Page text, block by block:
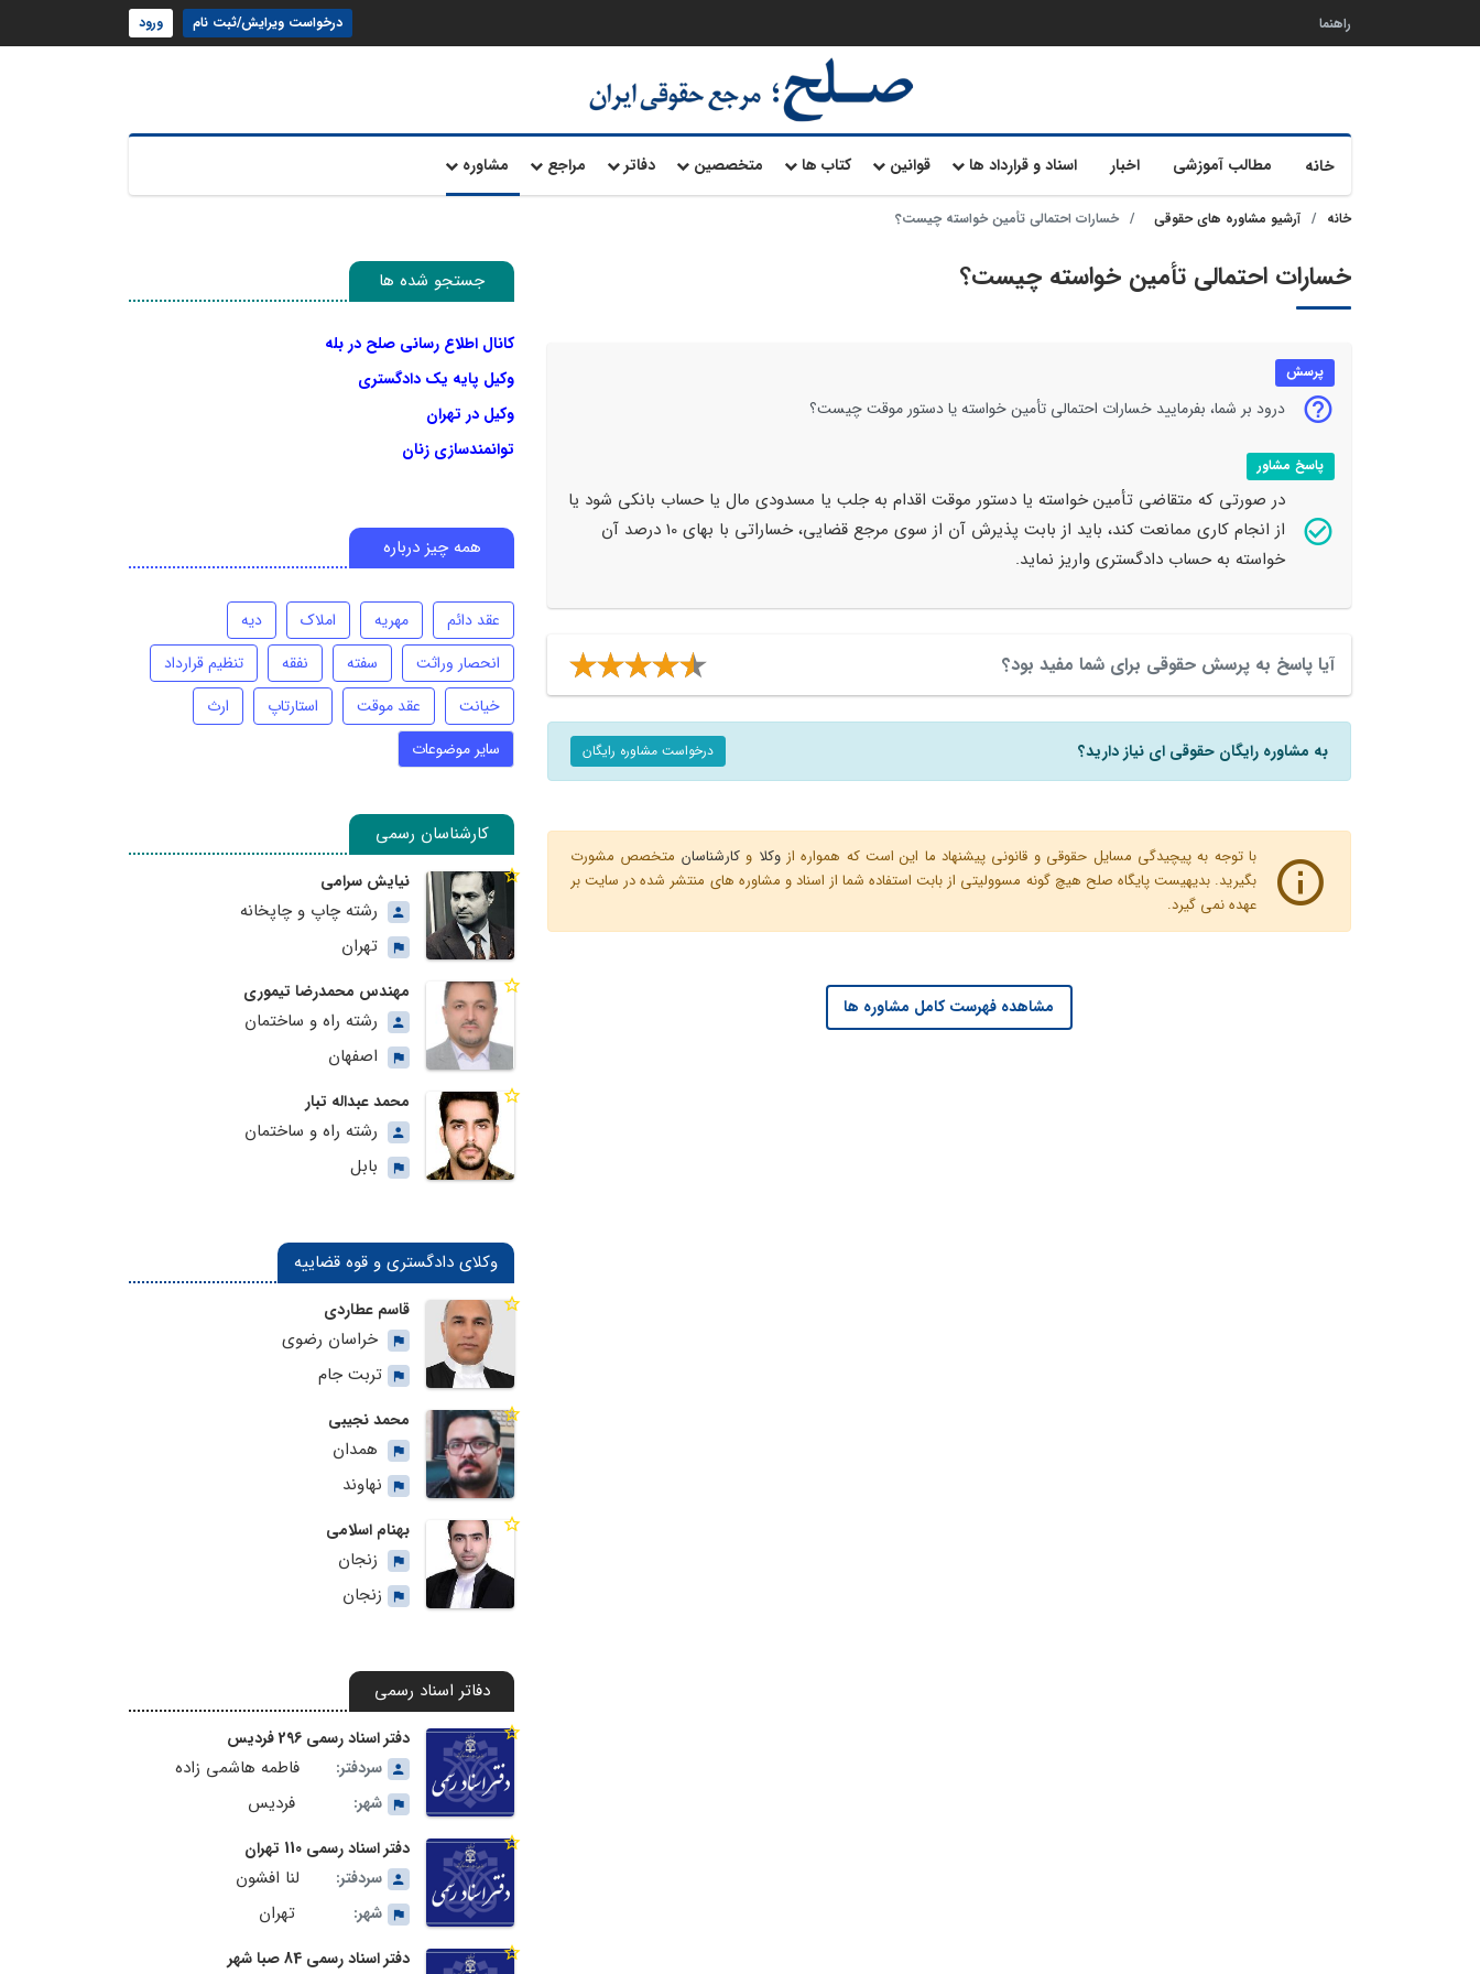
راهنما درخواست ویرایش/ثبت نام ورود
خانه مطالب آموزشی اخبار اسناد و قرارداد ها قوانین کتاب ها متخصصین دفاتر مراجع مشاوره
خانه آرشیو مشاوره های حقوقی خسارات احتمالی تأمین خواسته چیست؟
خسارات احتمالی تأمین خواسته چیست؟
پرسش
درود بر شما، بفرمایید خسارات احتمالی تأمین خواسته یا دستور موقت چیست؟
پاسخ مشاور
در صورتی که متقاضی تأمین خواسته یا دستور موقت اقدام به جلب یا مسدودی مال یا حساب بانکی شود یا
از انجام کاری ممانعت کند، باید از بابت پذیرش آن از سوی مرجع قضایی، خساراتی با بهای 10 درصد آن
خواسته به حساب دادگستری واریز نماید.
آیا پاسخ به پرسش حقوقی برای شما مفید بود؟
به مشاوره رایگان حقوقی ای نیاز دارید؟ درخواست مشاوره رایگان
با توجه به پیچیدگی مسایل حقوقی و قانونی پیشنهاد ما این است که همواره ازوکلا وکارشناسان متخصص مشورت
بگیرید. بدیهیست پایگاه صلح هیچ گونه مسوولیتی از بابت استفاده شما از اسناد و مشاوره های منتشر شده در سایت بر
عهده نمی گیرد.
مشاهده فهرست کامل مشاوره ها
جستجو شده ها
کانال اطلاع رسانی صلح در بله
وکیل پایه یک دادگستری
وکیل در تهران
توانمندسازی زنان
همه چیز درباره
عقد دائم مهریه املاک
دیه
انحصار وراثت
سفته نفقه
تنظیم قرارداد
خیانت
عقد موقت استارتاپ
ارث
سایر موضوعات
کارشناسان رسمی
نیایش سرامی
رشته چاپ و چاپخانه
تهران
مهندس محمدرضا تیموری
رشته راه و ساختمان
اصفهان
محمد عبداله تبار
رشته راه و ساختمان
بابل
وکلای دادگستری و قوه قضاییه
قاسم عطاردی
خراسان رضوی
تربت جام
محمد نجیبی
همدان
نهاوند
بهنام اسلامی
زنجان
زنجان
دفاتر اسناد رسمی
دفتر اسناد رسمی 296 فردیس
سردفتر:
فاطمه هاشمی زاده
شهر: فردیس
دفتر اسناد رسمی 110 تهران
سردفتر:
لنا افشون
شهر: تهران
دفتر اسناد رسمی 84 صبا شهر